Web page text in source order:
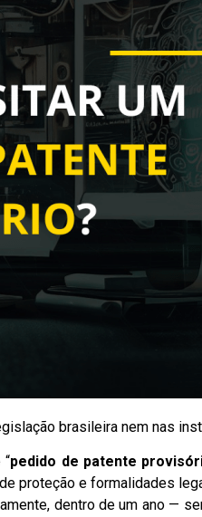
brasileira nem nas
pedido de patente
proteção e formalidades
dentro de um ano —